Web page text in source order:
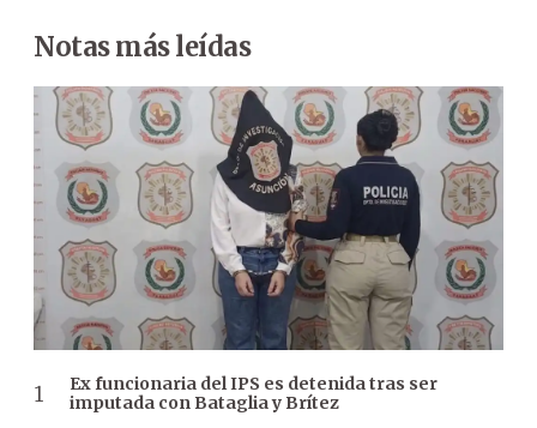
Notas más leídas
Ex funcionaria del IPS es detenida tras ser
imputada con Bataglia y Brítez